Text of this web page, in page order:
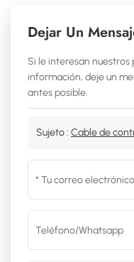
Dejar Un
Si le interesan
información, deje un
antes posible.
Sujeto : Cable de